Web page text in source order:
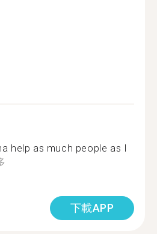
help as much people as I
下載APP